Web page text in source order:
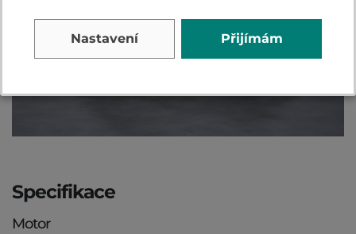
Specifikace
Motor
Nastavení Přijímám